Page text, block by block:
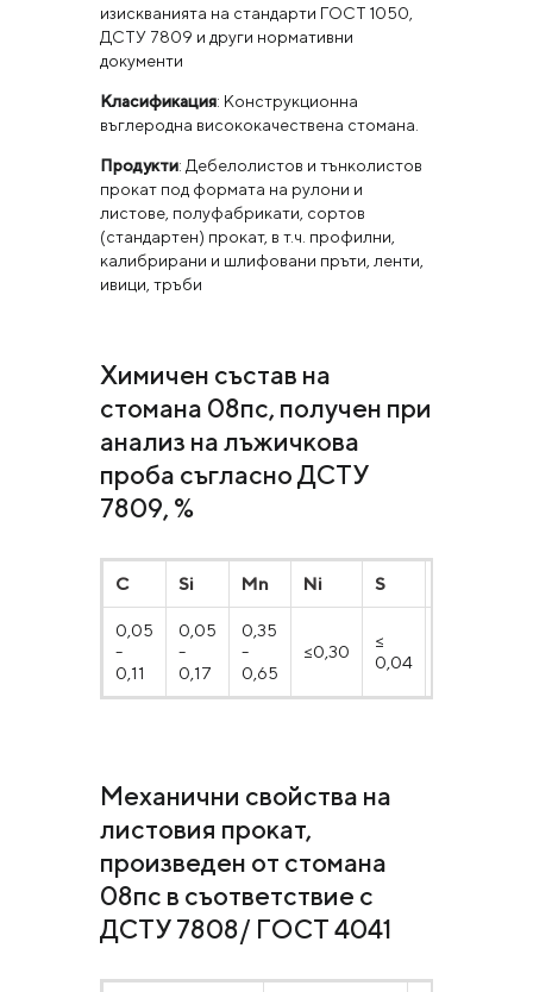
изискванията на стандарти ГОСТ 1050,
ДСТУ 7809 и други нормативни
документи
Класификация: Конструкционна
въглеродна висококачествена стомана.
Продукти: Дебелолистов и тънколистов
прокат под формата на рулони и
листове, полуфабрикати, сортов
(стандартен) прокат, в т.ч. профилни,
калибрирани и шлифовани пръти, ленти,
ивици, тръби
Химичен състав на
стомана 08пс, получен при
анализ на лъжичкова
проба съгласно ДСТУ
7809, %
C Si Mn Ni S
0,05
-
0,11
0,05
-
0,17
0,35
-
0,65
≤0,30
≤
0,04
Механични свойства на
листовия прокат,
произведен от стомана
08пс в съответствие с
ДСТУ 7808/ ГОСТ 4041